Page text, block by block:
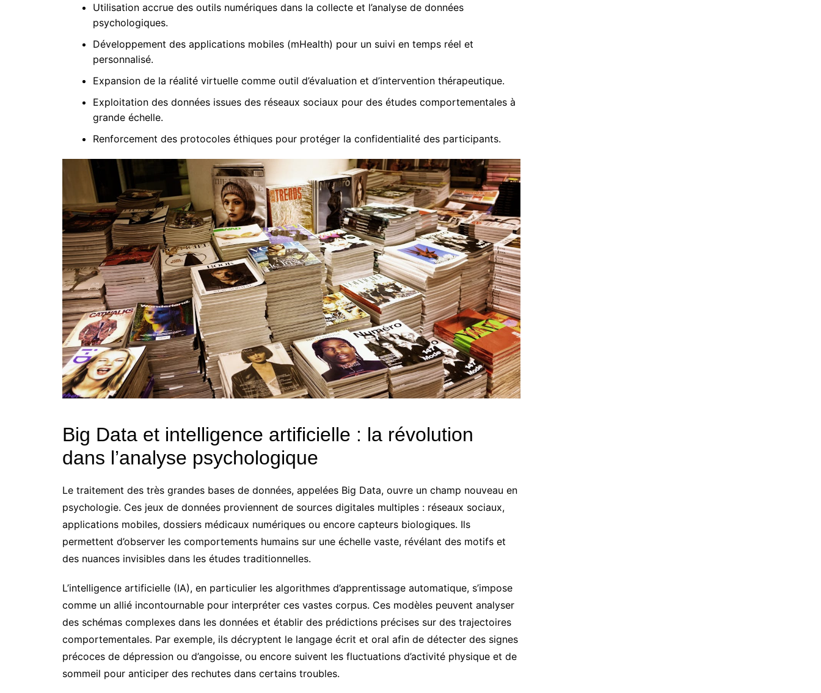
Utilisation accrue des outils numériques dans la collecte et l’analyse de données
psychologiques.
Développement des applications mobiles (mHealth) pour un suivi en temps réel et
personnalisé.
Expansion de la réalité virtuelle comme outil d’évaluation et d’intervention thérapeutique.
Exploitation des données issues des réseaux sociaux pour des études comportementales à
grande échelle.
Renforcement des protocoles éthiques pour protéger la confidentialité des participants.
Big Data et intelligence artificielle : la révolution
dans l’analyse psychologique
Le traitement des très grandes bases de données, appelées Big Data, ouvre un champ nouveau en
psychologie. Ces jeux de données proviennent de sources digitales multiples : réseaux sociaux,
applications mobiles, dossiers médicaux numériques ou encore capteurs biologiques. Ils
permettent d’observer les comportements humains sur une échelle vaste, révélant des motifs et
des nuances invisibles dans les études traditionnelles.
L’intelligence artificielle (IA), en particulier les algorithmes d’apprentissage automatique, s’impose
comme un allié incontournable pour interpréter ces vastes corpus. Ces modèles peuvent analyser
des schémas complexes dans les données et établir des prédictions précises sur des trajectoires
comportementales. Par exemple, ils décryptent le langage écrit et oral afin de détecter des signes
précoces de dépression ou d’angoisse, ou encore suivent les fluctuations d’activité physique et de
sommeil pour anticiper des rechutes dans certains troubles.